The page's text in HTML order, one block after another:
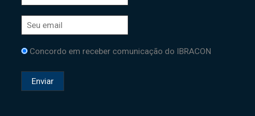
Concordo em receber comunicação do IBRACON